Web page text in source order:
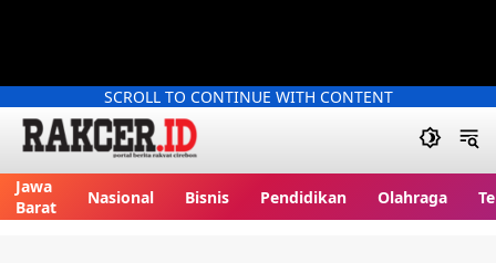
SCROLL TO CONTINUE WITH CONTENT
Jawa
Barat
Nasional Bisnis Pendidikan Olahraga